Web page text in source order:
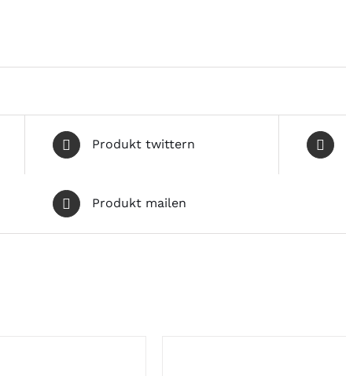
Produkt twittern
Produkt mailen